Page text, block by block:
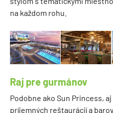
na každom rohu.
Raj pre gurmánov
Podobne ako Sun Princess,
príjemných reštaurácií a